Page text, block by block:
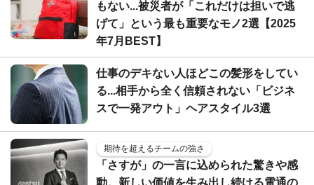
もない...被災者が「これだけは担いで逃
げて」という最も重要なモノ2選【2025
年7月BEST】
仕事のデキない人ほどこの髪形をしてい
る...相手から全く信頼されない「ビジネ
スで一発アウト」ヘアスタイル3選
期待を超えるチームの強さ
「さすが」の一言に込められた驚きや感
動。新しい価値を生み出し続ける電通の